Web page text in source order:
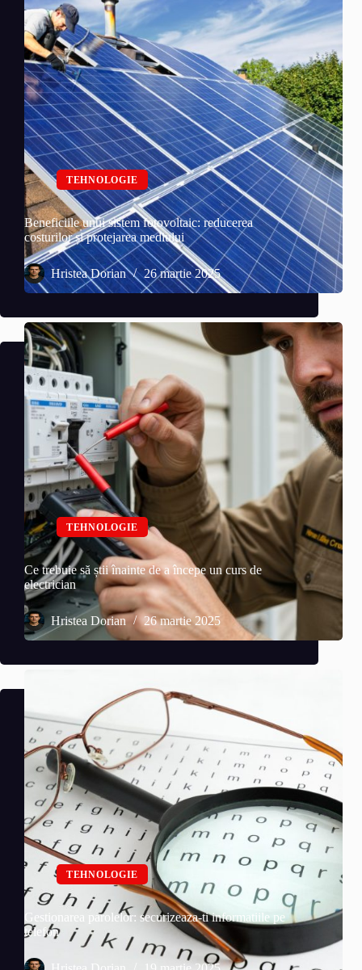
TEHNOLOGIE
Beneficiile unui sistem fotovoltaic: reducerea
costurilor și protejarea mediului
Hristea Dorian 26 martie 2025
TEHNOLOGIE
Ce trebuie să știi înainte de a începe un curs de
electrician
Hristea Dorian 26 martie 2025
TEHNOLOGIE
Gestionarea parolelor: securizeaza-ti informatiile pe
telefon